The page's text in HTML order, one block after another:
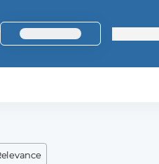
login_register
relevance